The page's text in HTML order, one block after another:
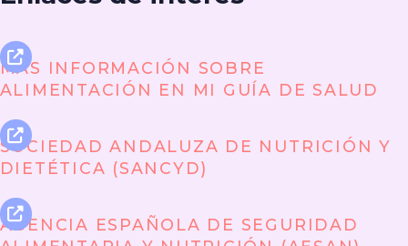
MÁS INFORMACIÓN SOBRE
ALIMENTACIÓN EN MI GUÍA DE SALUD
SOCIEDAD ANDALUZA DE NUTRICIÓN Y
DIETÉTICA (SANCYD)
AGENCIA ESPAÑOLA DE SEGURIDAD